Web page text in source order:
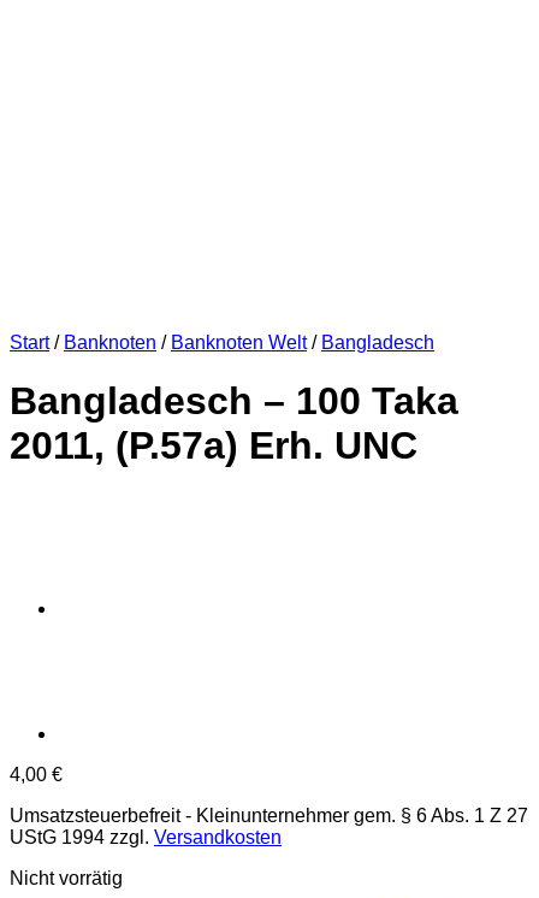
Start / Banknoten / Banknoten Welt / Bangladesch
Bangladesch – 100 Taka
2011, (P.57a) Erh. UNC
4,00 €
Umsatzsteuerbefreit - Kleinunternehmer gem. § 6 Abs. 1 Z 27
UStG 1994 zzgl. Versandkosten
Nicht vorrätig